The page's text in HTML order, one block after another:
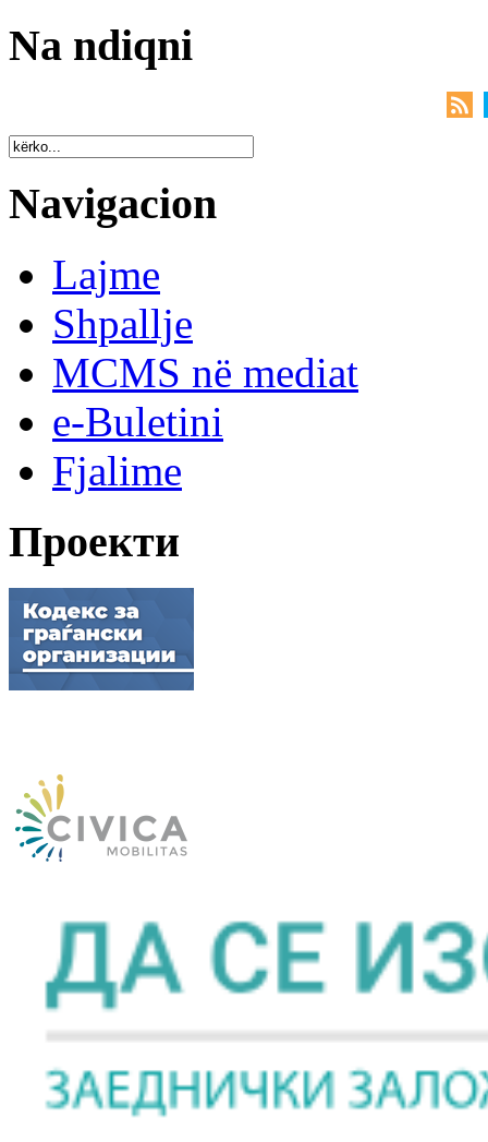
Na ndiqni
Navigacion
Lajme
Shpallje
MCMS në mediat
e-Buletini
Fjalime
Проекти